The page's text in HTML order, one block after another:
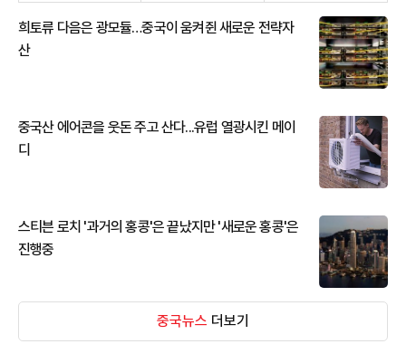
희토류 다음은 광모듈…중국이 움켜쥔 새로운 전략자
산
중국산 에어콘을 웃돈 주고 산다...유럽 열광시킨 메이
디
스티븐 로치 '과거의 홍콩'은 끝났지만 '새로운 홍콩'은
진행중
중국뉴스 더보기